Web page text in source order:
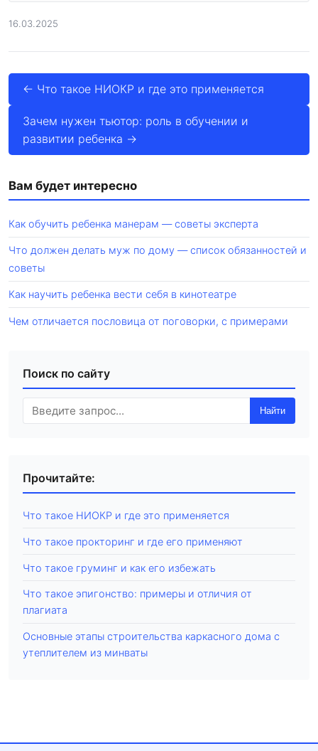
16.03.2025
← Что такое НИОКР и где это применяется
Зачем нужен тьютор: роль в обучении и
развитии ребенка →
Вам будет интересно
Как обучить ребенка манерам — советы эксперта
Что должен делать муж по дому — список обязанностей и
советы
Как научить ребенка вести себя в кинотеатре
Чем отличается пословица от поговорки, с примерами
Поиск по сайту
Найти
Прочитайте:
Что такое НИОКР и где это применяется
Что такое прокторинг и где его применяют
Что такое груминг и как его избежать
Что такое эпигонство: примеры и отличия от
плагиата
Основные этапы строительства каркасного дома с
утеплителем из минваты